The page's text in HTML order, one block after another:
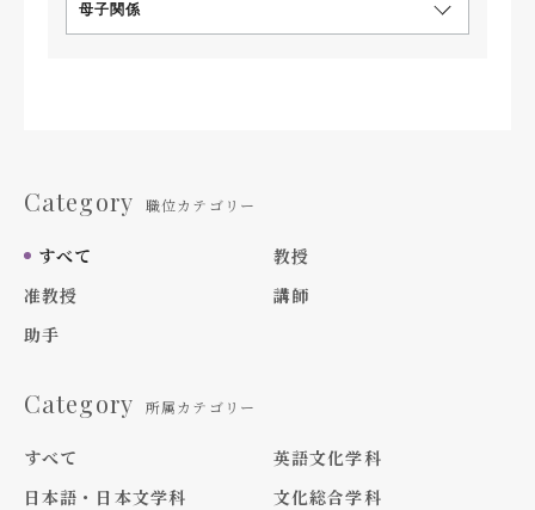
母子関係
Category 職位カテゴリー
すべて
教授
准教授
講師
助手
Category 所属カテゴリー
すべて
英語文化学科
日本語・日本文学科
文化総合学科